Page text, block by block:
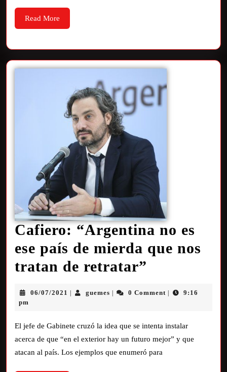
Read More
Cafiero: “Argentina no es
ese país de mierda que nos
tratan de retratar”
06/07/2021 guemes 0 Comment
9:16
pm
El jefe de Gabinete cruzó la idea que se intenta instalar
acerca de que “en el exterior hay un futuro mejor” y que
atacan al país. Los ejemplos que enumeró para